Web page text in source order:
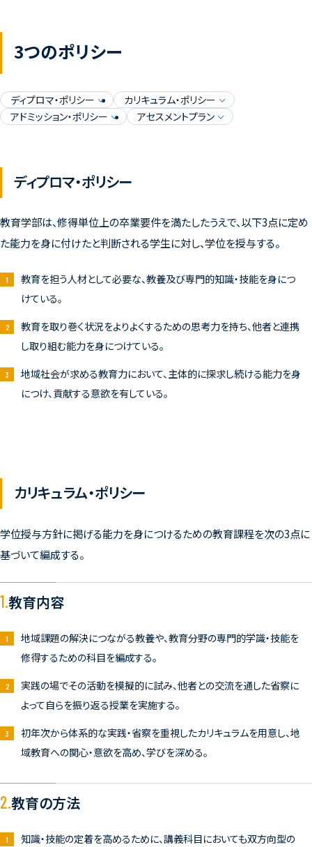
3つのポリシー
ディプロマ・ポリシー
カリキュラム・ポリシー
アドミッション・ポリシー
アセスメントプラン
ディプロマ・ポリシー
教育学部は、修得単位上の卒業要件を満たしたうえで、以下3点に定め
た能力を身に付けたと判断される学生に対し、学位を授与する。
教育を担う人材として必要な、教養及び専門的知識・技能を身につ
けている。
教育を取り巻く状況をよりよくするための思考力を持ち、他者と連携
し取り組む能力を身につけている。
地域社会が求める教育力において、主体的に探求し続ける能力を身
につけ、貢献する意欲を有している。
カリキュラム・ポリシー
学位授与方針に掲げる能力を身につけるための教育課程を次の3点に
基づいて編成する。
1.教育内容
地域課題の解決につながる教養や、教育分野の専門的学識・技能を
修得するための科目を編成する。
実践の場でその活動を模擬的に試み、他者との交流を通した省察に
よって自らを振り返る授業を実施する。
初年次から体系的な実践・省察を重視したカリキュラムを用意し、地
域教育への関心・意欲を高め、学びを深める。
2.教育の方法
知識・技能の定着を高めるために、講義科目においても双方向型の